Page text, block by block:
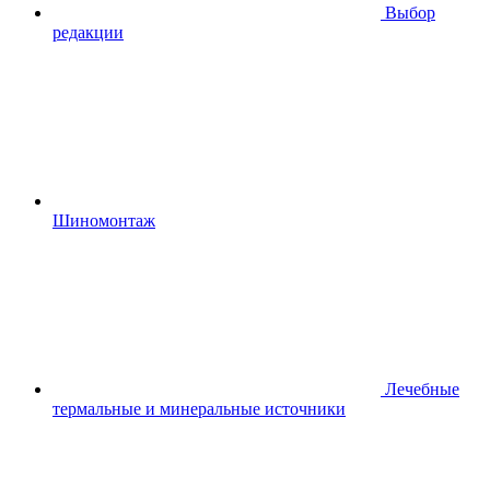
Выбор
редакции
Шиномонтаж
Лечебные
термальные и минеральные источники